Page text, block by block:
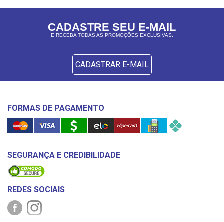
CADASTRE SEU E-MAIL
E RECEBA TODAS AS PROMOÇÕES EXCLUSIVAS.
CADASTRAR E-MAIL
FORMAS DE PAGAMENTO
SEGURANÇA E CREDIBILIDADE
REDES SOCIAIS